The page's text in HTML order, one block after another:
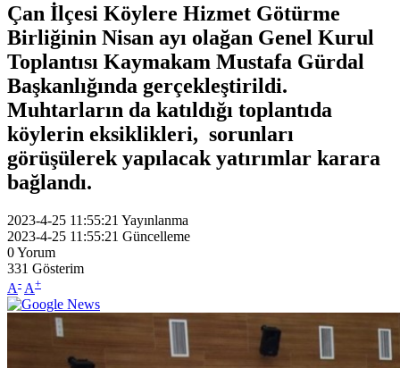
Çan İlçesi Köylere Hizmet Götürme
Birliğinin Nisan ayı olağan Genel Kurul
Toplantısı Kaymakam Mustafa Gürdal
Başkanlığında gerçekleştirildi.
Muhtarların da katıldığı toplantıda
köylerin eksiklikleri, sorunları
görüşülerek yapılacak yatırımlar karara
bağlandı.
2023-4-25 11:55:21 Yayınlanma
2023-4-25 11:55:21 Güncelleme
0Yorum
331 Gösterim
A- A+